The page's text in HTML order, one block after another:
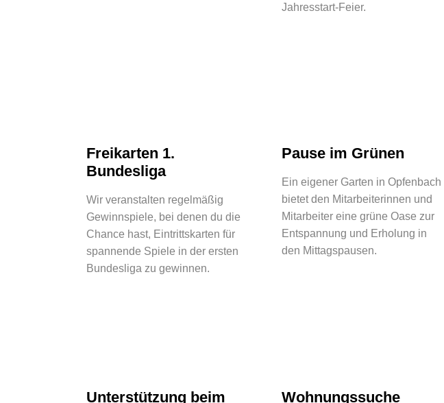
Jahresstart-Feier.
Freikarten 1.
Bundesliga
Wir veranstalten regelmäßig
Gewinnspiele, bei denen du die
Chance hast, Eintrittskarten für
spannende Spiele in der ersten
Bundesliga zu gewinnen.
Pause im Grünen
Ein eigener Garten in Opfenbach
bietet den Mitarbeiterinnen und
Mitarbeiter eine grüne Oase zur
Entspannung und Erholung in
den Mittagspausen.
Unterstützung beim Wohnungssuche